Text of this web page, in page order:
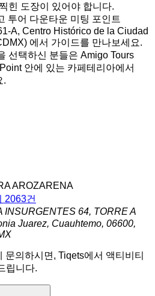
힌 도장이 있어야 합니다.
투어 다운타운 미팅 포인트
A, Centro Histórico de la Ciudad
에서 가이드를 만나보세요.
선택하신 분들은 Amigo Tours
안에 있는 카페테리아에서
.
AROZARENA
2063건
INSURGENTES 64, TORRE A
Juarez, Cuauhtemo, 06600,
문의하시면, Tiqets에서 액티비티
립니다.